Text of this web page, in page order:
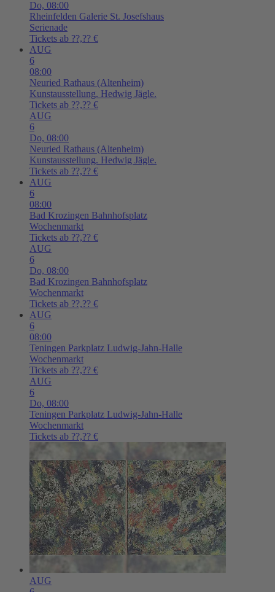
Do, 08:00
Rheinfelden Galerie St. Josefshaus
Serienade
Tickets ab ??,?? €
AUG
6
08:00
Neuried Rathaus (Altenheim)
Kunstausstellung. Hedwig Jägle.
Tickets ab ??,?? €
AUG
6
Do, 08:00
Neuried Rathaus (Altenheim)
Kunstausstellung. Hedwig Jägle.
Tickets ab ??,?? €
AUG
6
08:00
Bad Krozingen Bahnhofsplatz
Wochenmarkt
Tickets ab ??,?? €
AUG
6
Do, 08:00
Bad Krozingen Bahnhofsplatz
Wochenmarkt
Tickets ab ??,?? €
AUG
6
08:00
Teningen Parkplatz Ludwig-Jahn-Halle
Wochenmarkt
Tickets ab ??,?? €
AUG
6
Do, 08:00
Teningen Parkplatz Ludwig-Jahn-Halle
Wochenmarkt
Tickets ab ??,?? €
AUG